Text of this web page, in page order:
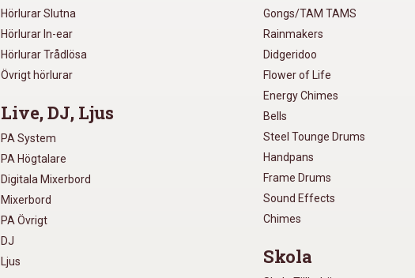
Hörlurar Slutna
Hörlurar In-ear
Hörlurar Trådlösa
Övrigt hörlurar
Live, DJ, Ljus
PA System
PA Högtalare
Digitala Mixerbord
Mixerbord
PA Övrigt
DJ
Ljus
Gongs/TAM TAMS
Rainmakers
Didgeridoo
Flower of Life
Energy Chimes
Bells
Steel Tounge Drums
Handpans
Frame Drums
Sound Effects
Chimes
Skola